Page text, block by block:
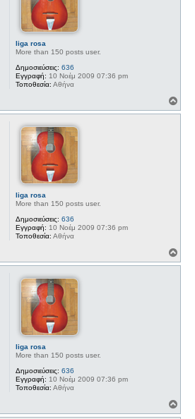
liga rosa
More than 150 posts user.
Δημοσιεύσεις: 636
Εγγραφή: 10 Νοέμ 2009 07:36 pm
Τοποθεσία: Αθήνα
ο
liga rosa
More than 150 posts user.
Δημοσιεύσεις: 636
Εγγραφή: 10 Νοέμ 2009 07:36 pm
Τοποθεσία: Αθήνα
ο
liga rosa
More than 150 posts user.
Δημοσιεύσεις: 636
Εγγραφή: 10 Νοέμ 2009 07:36 pm
Τοποθεσία: Αθήνα
ο